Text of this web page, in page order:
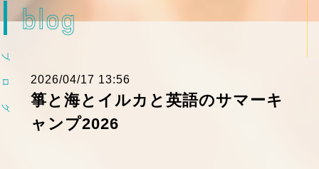
blog
ブ
ロ
グ
2026/04/17 13:56
箏と海とイルカと英語のサマーキ
ャンプ2026